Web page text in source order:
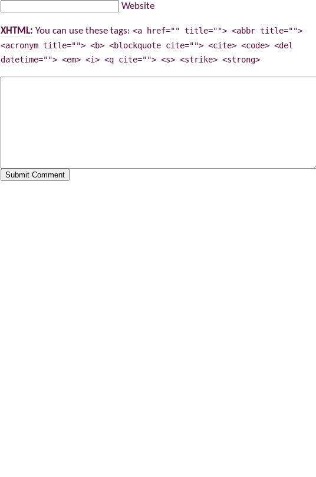
Website
XHTML: You can use these tags: <a href="" title=""> <abbr title="">
<acronym title=""> <b> <blockquote cite=""> <cite> <code> <del
datetime=""> <em> <i> <q cite=""> <s> <strike> <strong>